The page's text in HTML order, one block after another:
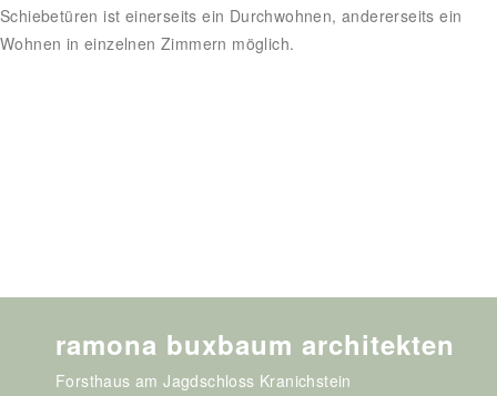
Schiebetüren ist einerseits ein Durchwohnen, andererseits ein
Wohnen in einzelnen Zimmern möglich.
ramona buxbaum architekten
Forsthaus am Jagdschloss Kranichstein